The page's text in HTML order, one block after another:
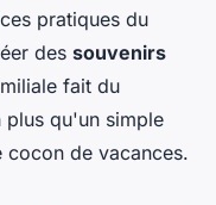
pratiques du
des souvenirs
fait du
plus qu'un simple
cocon de vacances.